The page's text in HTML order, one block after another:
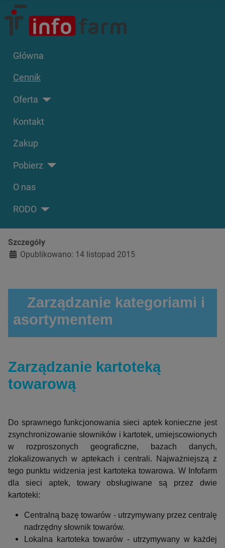
Główna
Cennik
Oferta
Kontakt
Zakup
Pobierz
O nas
RODO
Szczegóły
Opublikowano: 14 listopad 2015
Zarządzanie kategoriami i
asortymentem
Zarządzanie kartoteką
towarową
Do sprawnego funkcjonowania sieci aptek konieczne jest
zsynchronizowanie słowników i kartotek, umiejscowionych
w rozproszonych geograficzne, bazach danych,
zlokalizowanych w aptekach i centrali. Najważniejszą z
tego punktu widzenia jest kartoteka towarowa. W Infofarm
dla sieci aptek, towary obsługiwane są przez dwie
kartoteki:
Centralną bazę towarów - utrzymywany przez centralę
nadrzędny słownik towarów.
Lokalna kartoteka towarów - utrzymywany w każdej